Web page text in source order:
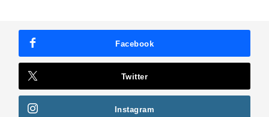
Facebook
Twitter
Instagram